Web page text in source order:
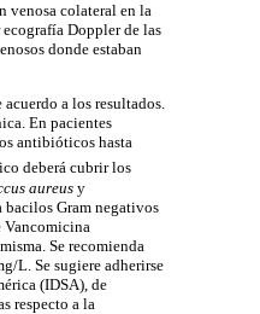
venosa colateral en la
Doppler de las
donde estaban
a los resultados.
En pacientes
antibióticos hasta
deberá cubrir los
aureusy
bacilos Gram negativos
Vancomicina
Se recomienda
L. Se sugiere adherirse
(IDSA), de
respecto a la